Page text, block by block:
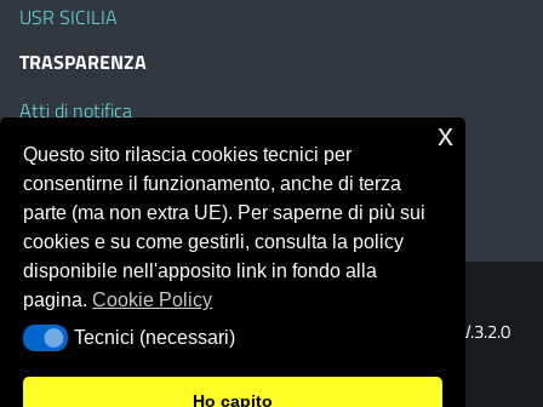
USR SICILIA
TRASPARENZA
Atti di notifica
Albo on line
Amministrazione Trasparente
Obiettivi di Accessibilità
Portale realizzato con la piattaforma
Template Italia configurato sul tema accessibile
V.3.2.0
(Mizar)
Questo sito rilascia cookies tecnici per
consentirne il funzionamento, anche di terza
parte (ma non extra UE). Per saperne di più sui
cookies e su come gestirli, consulta la policy
disponibile nell'apposito link in fondo alla
pagina.Cookie Policy
Tecnici (necessari)
Tecnici (necessari)
Ho capito
x